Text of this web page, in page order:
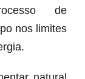
de
nos limites